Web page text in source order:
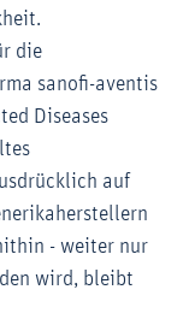
die
sanofi-aventis
Diseases
auf
- weiter nur
wird, bleibt